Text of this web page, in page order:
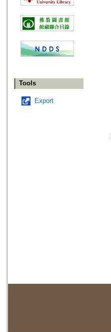
Tools
Export